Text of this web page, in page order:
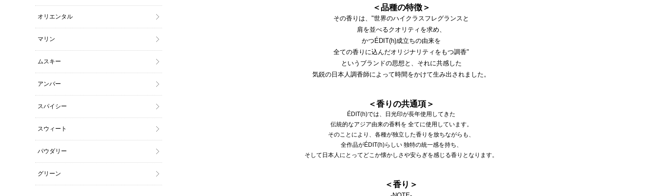
＜品種の特徴＞
その香りは、"世界のハイクラスフレグランスと
肩を並べるクオリティを求め、
かつÉDIT(h)成立ちの由来を
全ての香りに込んだオリジナリティをもつ調香"
というブランドの思想と、それに共感した
気鋭の日本人調香師によって時間をかけて生み出されました。
＜香りの共通項＞
ÉDIT(h)では、日光印が長年使用してきた
伝統的なアジア由来の香料を 全てに使用しています。
そのことにより、各種が独立した香りを放ちながらも、
全作品がÉDIT(h)らしい 独特の統一感を持ち、
そして日本人にとってどこか懐かしさや安らぎを感じる香りとなります。
＜香り＞
オリエンタル
マリン
ムスキー
アンバー
スパイシー
スウィート
パウダリー
グリーン